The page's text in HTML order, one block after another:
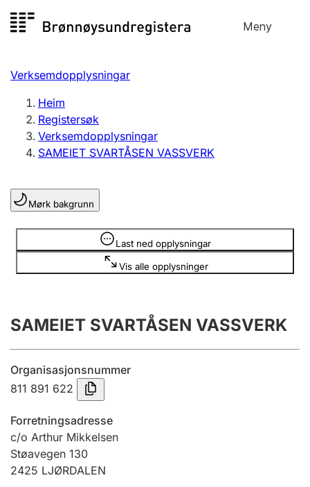
til
Meny
Registersøk
Aksjeselskap
Enkeltpersonføretak
Registrere, endre, slette
Lag og foreining
Registrere, endre, slette
Årsrekneskap
Innsending og forseinkingsgebyr
Tinglysing
Jeger
Betaling og jegeravgiftskort
Verksemdopplysningar
Heim
Registersøk
Verksemdopplysningar
SAMEIET SVARTÅSEN VASSVERK
Mørk bakgrunn
Last ned opplysningar
Vis alle opplysninger
Opplysninger er skjult
SAMEIET SVARTÅSEN VASSVERK
Organisasjonsnummer
811 891 622
Forretningsadresse
c/o Arthur Mikkelsen
Støavegen 130
2425 LJØRDALEN